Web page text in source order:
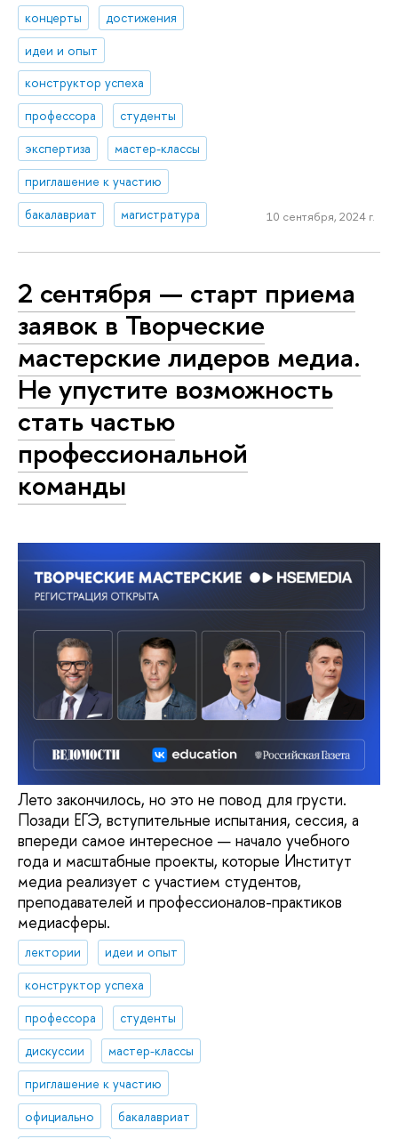
концерты
достижения
идеи и опыт
конструктор успеха
профессора
студенты
экспертиза
мастер-классы
приглашение к участию
бакалавриат
магистратура 10 сентября, 2024 г.
2 сентября — старт приема
заявок в Творческие
мастерские лидеров медиа.
Не упустите возможность
стать частью
профессиональной
команды
Лето закончилось, но это не повод для грусти.
Позади ЕГЭ, вступительные испытания, сессия, а
впереди самое интересное — начало учебного
года и масштабные проекты, которые Институт
медиа реализует с участием студентов,
преподавателей и профессионалов-практиков
медиасферы.
лектории
идеи и опыт
конструктор успеха
профессора
студенты
дискуссии
мастер-классы
приглашение к участию
официально
бакалавриат